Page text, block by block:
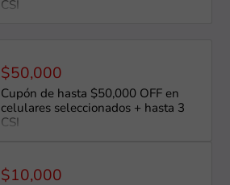
CSI
$50,000
Cupón de hasta $50,000 OFF en
celulares seleccionados + hasta 3
CSI
$10,000